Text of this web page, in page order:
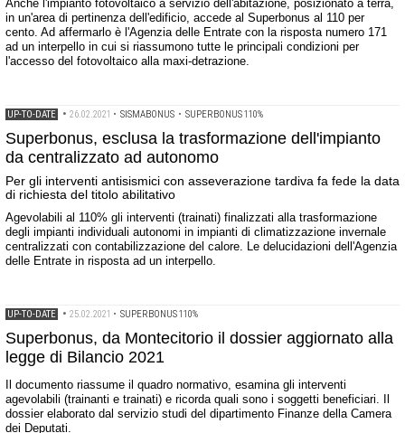
Anche l'impianto fotovoltaico a servizio dell'abitazione, posizionato a terra,
in un'area di pertinenza dell'edificio, accede al Superbonus al 110 per
cento. Ad affermarlo è l'Agenzia delle Entrate con la risposta numero 171
ad un interpello in cui si riassumono tutte le principali condizioni per
l'accesso del fotovoltaico alla maxi-detrazione.
UP-TO-DATE • 26.02.2021 • SISMABONUS • SUPERBONUS 110%
Superbonus, esclusa la trasformazione dell'impianto
da centralizzato ad autonomo
Per gli interventi antisismici con asseverazione tardiva fa fede la data
di richiesta del titolo abilitativo
Agevolabili al 110% gli interventi (trainati) finalizzati alla trasformazione
degli impianti individuali autonomi in impianti di climatizzazione invernale
centralizzati con contabilizzazione del calore. Le delucidazioni dell'Agenzia
delle Entrate in risposta ad un interpello.
UP-TO-DATE • 25.02.2021 • SUPERBONUS 110%
Superbonus, da Montecitorio il dossier aggiornato alla
legge di Bilancio 2021
Il documento riassume il quadro normativo, esamina gli interventi
agevolabili (trainanti e trainati) e ricorda quali sono i soggetti beneficiari. Il
dossier elaborato dal servizio studi del dipartimento Finanze della Camera
dei Deputati.